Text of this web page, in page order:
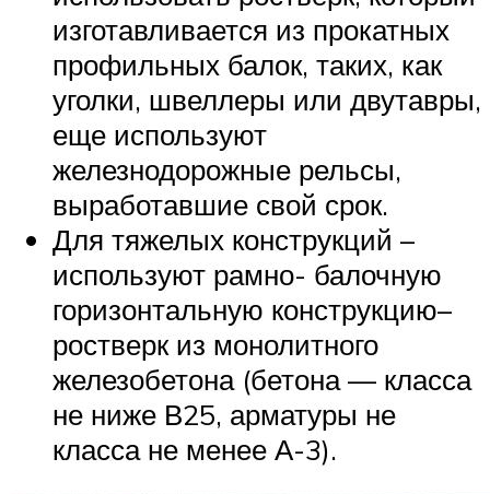
изготавливается из прокатных
профильных балок, таких, как
уголки, швеллеры или двутавры,
еще используют
железнодорожные рельсы,
выработавшие свой срок.
Для тяжелых конструкций –
используют рамно- балочную
горизонтальную конструкцию–
ростверк из монолитного
железобетона (бетона — класса
не ниже В25, арматуры не
класса не менее А-3).